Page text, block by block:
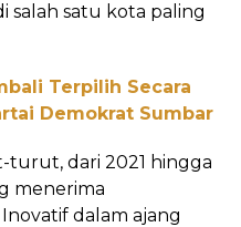
salah satu kota paling
Terpilih Secara
Demokrat Sumbar
dari 2021 hingga
menerima
dalam ajang